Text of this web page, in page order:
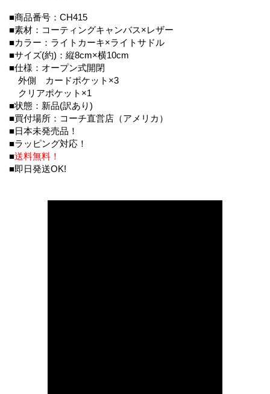
■商品番号：CH415
■素材：コーティングキャンバス×レザー
■カラー：ライトカーキ×ライトサドル
■サイズ(約)：縦8cm×横10cm
■仕様：オープン式開閉
外側 カードポケット×3
クリアポケット×1
■状態：新品(訳あり)
■買付場所：コーチ直営店（アメリカ）
■日本未発売品！
■ラッピング対応！
■送料無料！
■即日発送OK!